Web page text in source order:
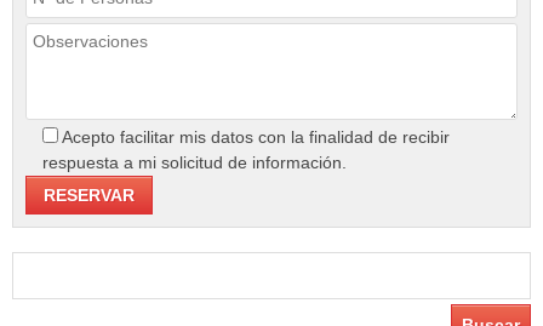
Acepto facilitar mis datos con la finalidad de recibir
respuesta a mi solicitud de información.